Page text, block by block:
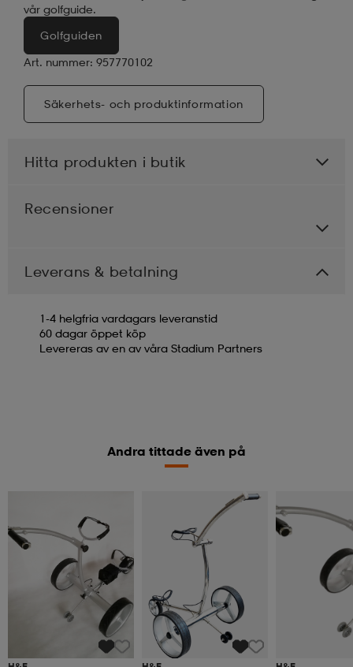
vår golfguide.
Golfguiden
Art. nummer: 957770102
Säkerhets- och produktinformation
Hitta produkten i butik
Recensioner
Leverans & betalning
1-4 helgfria vardagars leveranstid
60 dagar öppet köp
Levereras av en av våra Stadium Partners
Andra tittade även på